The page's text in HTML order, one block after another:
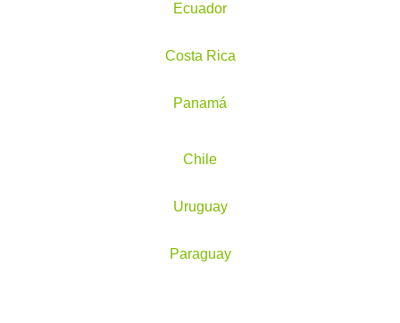
Ecuador
Costa Rica
Panamá
Chile
Uruguay
Paraguay